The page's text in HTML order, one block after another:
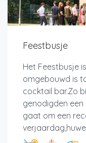
Feestbusje
Het Feestbusje
omgebouwd is
cocktail bar.Zo
genodigden een
gaat om een